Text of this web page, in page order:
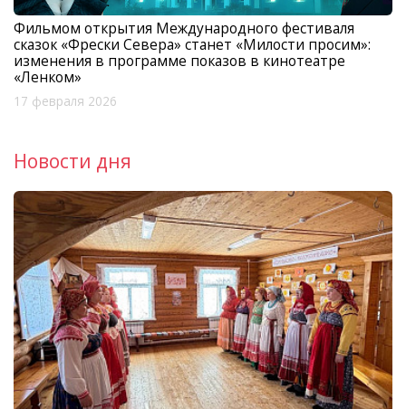
Фильмом открытия Международного фестиваля
сказок «Фрески Севера» станет «Милости просим»:
изменения в программе показов в кинотеатре
«Ленком»
17 февраля 2026
Новости дня